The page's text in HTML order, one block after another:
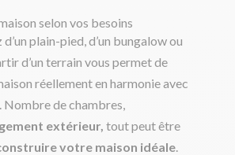
selon vos besoins
plain-pied, d’un bungalow ou
d’un terrain vous permet de
réellement en harmonie avec
de chambres,
extérieur, tout peut être
votre maison idéale.